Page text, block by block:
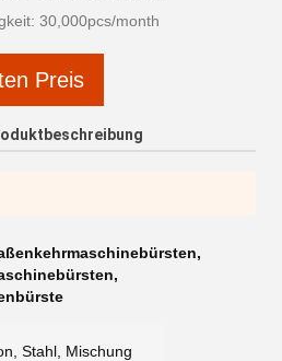
30,000pcs/month
Preis
,
,
Stahl, Mischung